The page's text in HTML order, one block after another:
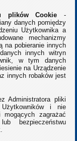
plików Cookie -
danych pomiędzy
Użytkownika a
mechanizmy
na pobieranie innych
innych witryn
w tym danych
na Urządzenie
innych robaków jest
Administratora pliki
i nie
zagrażać
bezpieczeństwu